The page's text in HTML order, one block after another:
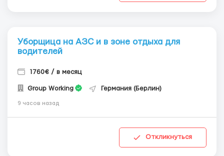
Уборщица на АЗС и в зоне отдыха для
водителей
1760€ / в месяц
Group Working Германия (Берлин)
9 часов назад
Откликнуться